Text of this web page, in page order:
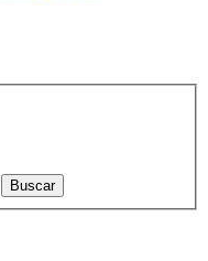
Buscar